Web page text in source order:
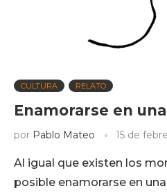
CULTURA RELATO
Enamorarse en
por Pablo Mateo 15 de
Al igual que existen los
posible enamorarse en